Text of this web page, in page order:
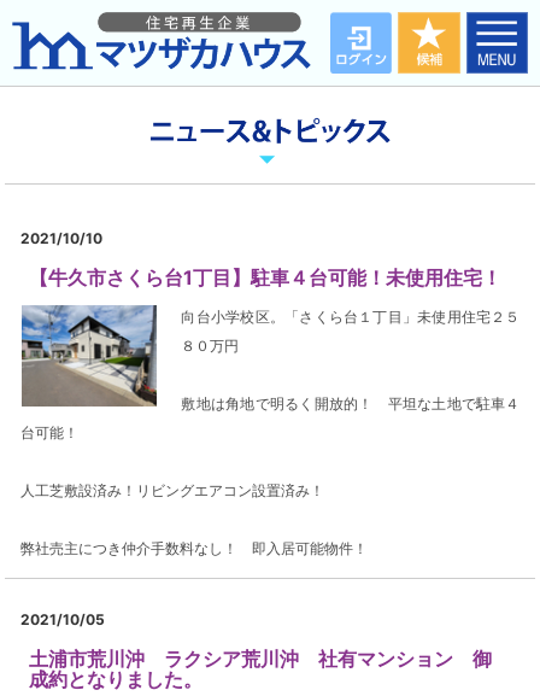
2021/10/10
【牛久市さくら台1丁目】駐車４台可能！未使用住宅！
向台小学校区。「さくら台１丁目」未使用住宅２５
８０万円
敷地は角地で明るく開放的！ 平坦な土地で駐車４
台可能！
人工芝敷設済み！リビングエアコン設置済み！
弊社売主につき仲介手数料なし！ 即入居可能物件！
2021/10/05
土浦市荒川沖 ラクシア荒川沖 社有マンション 御
成約となりました。